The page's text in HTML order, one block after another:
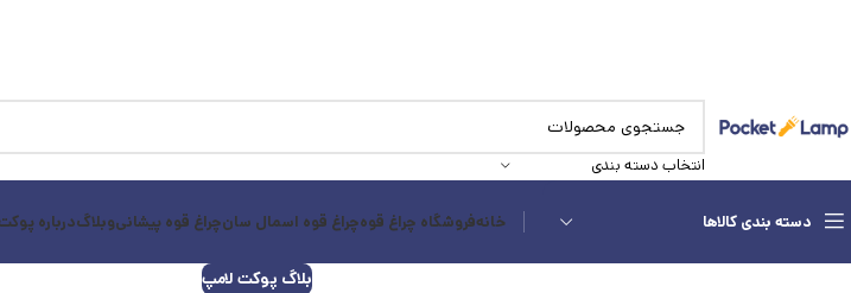
انتخاب دسته بندی
دسته بندی کالاها خانهفروشگاه چراغ قوهچراغ قوه اسمال سانچراغ قوه پیشانیوبلاگدرباره
بلاگ پوکت لامپ